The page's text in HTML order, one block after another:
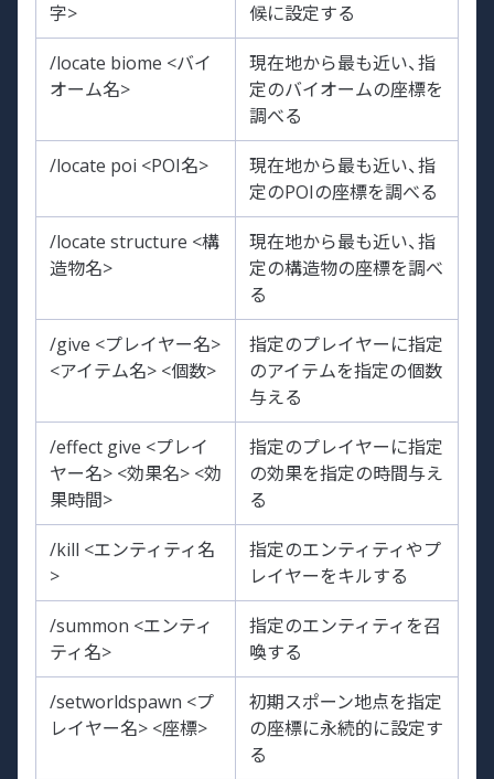
字>
候に設定する
/locate biome <バイ
オーム名>
現在地から最も近い、指
定のバイオームの座標を
調べる
/locate poi <POI名>
現在地から最も近い、指
定のPOIの座標を調べる
/locate structure <構
造物名>
現在地から最も近い、指
定の構造物の座標を調べ
る
/give <プレイヤー名>
<アイテム名> <個数>
指定のプレイヤーに指定
のアイテムを指定の個数
与える
/effect give <プレイ
ヤー名> <効果名> <効
果時間>
指定のプレイヤーに指定
の効果を指定の時間与え
る
/kill <エンティティ名
>
指定のエンティティやプ
レイヤーをキルする
/summon <エンティ
ティ名>
指定のエンティティを召
喚する
/setworldspawn <プ
レイヤー名> <座標>
初期スポーン地点を指定
の座標に永続的に設定す
る